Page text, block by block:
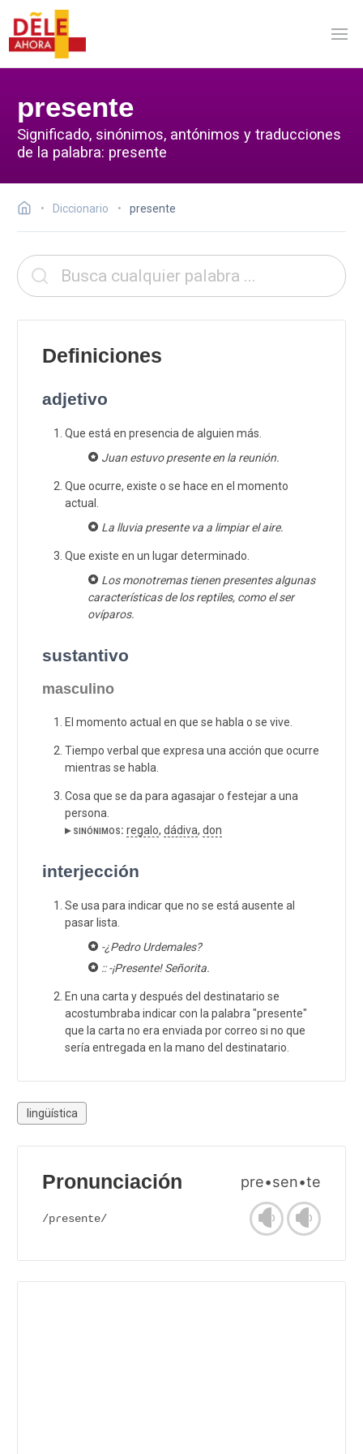
presente
Significado, sinónimos, antónimos y traducciones
de la palabra: presente
Diccionario presente
Definiciones
adjetivo
Que está en presencia de alguien más.
Juan estuvo presente en la reunión.
Que ocurre, existe o se hace en el momento
actual.
La lluvia presente va a limpiar el aire.
Que existe en un lugar determinado.
Los monotremas tienen presentes algunas
características de los reptiles, como el ser
ovíparos.
sustantivo
masculino
El momento actual en que se habla o se vive.
Tiempo verbal que expresa una acción que ocurre
mientras se habla.
Cosa que se da para agasajar o festejar a una
persona.
▸ sinónimos: regalo, dádiva, don
interjección
Se usa para indicar que no se está ausente al
pasar lista.
-¿Pedro Urdemales?
:: -¡Presente! Señorita.
En una carta y después del destinatario se
acostumbraba indicar con la palabra "presente"
que la carta no era enviada por correo si no que
sería entregada en la mano del destinatario.
lingüística
Pronunciación pre•sen•te
/pɾesente/